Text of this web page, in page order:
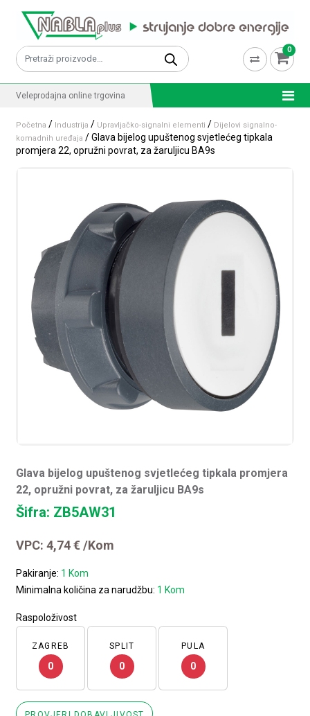
Pretraži: 0
Veleprodajna online trgovina
Početna / Industrija / Upravljačko-signalni elementi / Dijelovi signalno-
komadnih uređaja / Glava bijelog upuštenog svjetlećeg tipkala
promjera 22, opružni povrat, za žaruljicu BA9s
Glava bijelog upuštenog svjetlećeg tipkala promjera
22, opružni povrat, za žaruljicu BA9s
Šifra: ZB5AW31
VPC:4,74€ /Kom
Pakiranje: 1 Kom
Minimalna količina za narudžbu: 1 Kom
Raspoloživost
ZAGREB
0
SPLIT
0
PULA
0